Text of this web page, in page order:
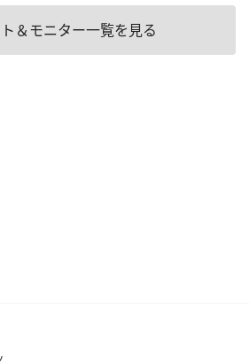
＆モニター一覧を見る